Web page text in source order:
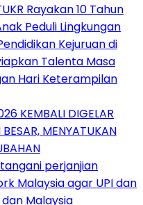
Rayakan 10 Tahun
Peduli Lingkungan
Kejuruan di
Talenta Masa
Hari Keterampilan
KEMBALI DIGELAR
MENYATUKAN
perjanjian
Malaysia agar UPI dan
Malaysia